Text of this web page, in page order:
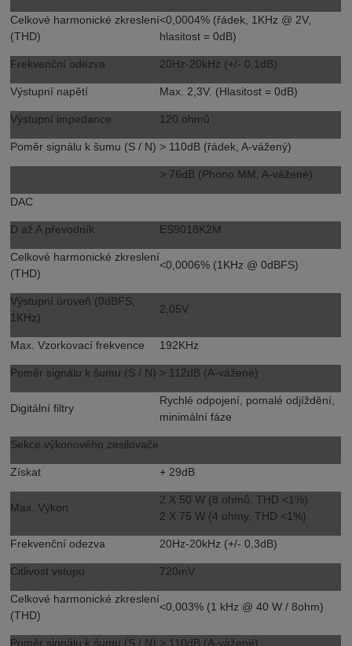
Celkové harmonické zkreslení
(THD)
<0,0004% (řádek, 1KHz @ 2V,
hlasitost = 0dB)
Frekvenční odezva 20Hz-20kHz (+/- 0,1dB)
Výstupní napětí Max. 2,3V. (Hlasitost = 0dB)
Výstupní impedance 120 ohmů
Poměr signálu k šumu (S / N) > 110dB (řádek, A-vážený)
> 76dB (Phono MM, A-vážené)
DAC
D až A převodník ES9018K2M
Celkové harmonické zkreslení
(THD)
<0,0006% (1KHz @ 0dBFS)
Výstupní úroveň (0dBFS,
1KHz)
2,05V
Max. Vzorkovací frekvence 192KHz
Poměr signálu k šumu (S / N) > 112dB (A-vážené)
Digitální filtry
Rychlé odpojení, pomalé odjíždění,
minimální fáze
Sekce výkonového zesilovače
Získat + 29dB
Max. Výkon
2 X 50 W (8 ohmů, THD <1%)
2 X 75 W (4 ohmy, THD <1%)
Frekvenční odezva 20Hz-20kHz (+/- 0,3dB)
Citlivost vstupu 720mV
Celkové harmonické zkreslení
(THD)
<0,003% (1 kHz @ 40 W / 8ohm)
Poměr signálu k šumu (S / N) > 110dB (A-vážené)